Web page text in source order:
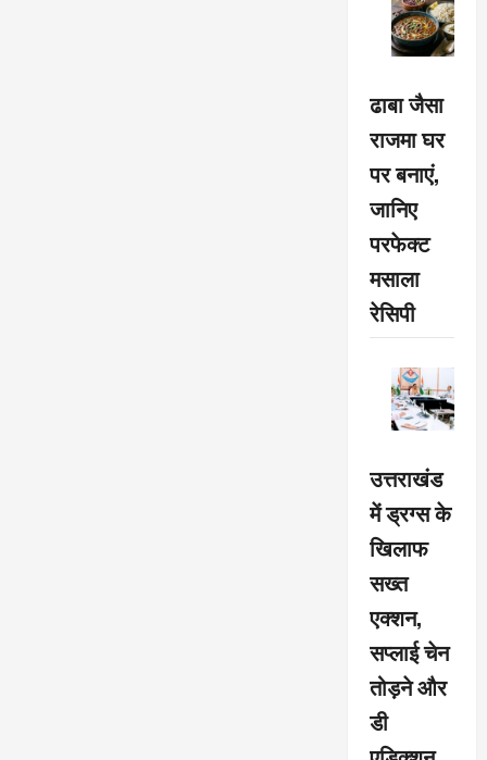
ढाबा जैसा
राजमा घर
पर बनाएं,
जानिए
परफेक्ट
मसाला
रेसिपी
उत्तराखंड
में ड्रग्स के
खिलाफ
सख्त
एक्शन,
सप्लाई चेन
तोड़ने और
डी